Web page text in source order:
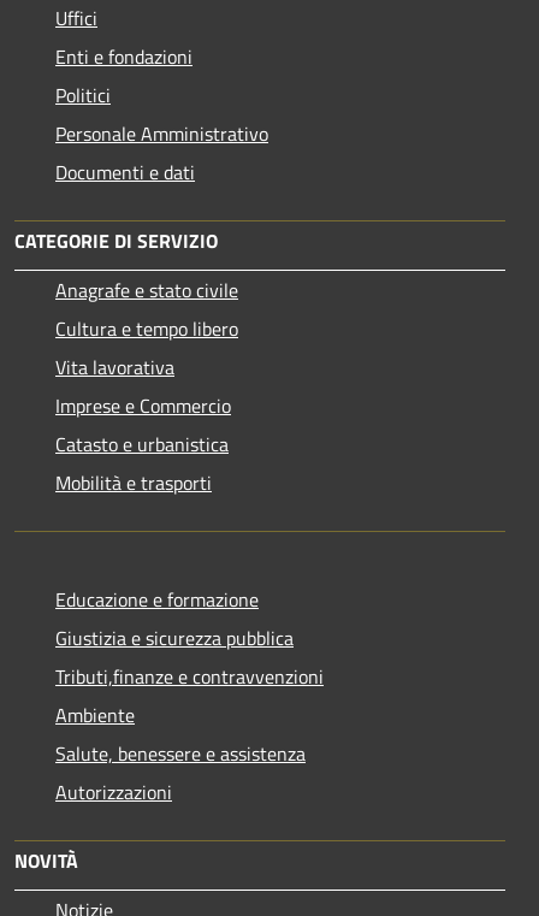
Uffici
Enti e fondazioni
Politici
Personale Amministrativo
Documenti e dati
CATEGORIE DI SERVIZIO
Anagrafe e stato civile
Cultura e tempo libero
Vita lavorativa
Imprese e Commercio
Catasto e urbanistica
Mobilità e trasporti
Educazione e formazione
Giustizia e sicurezza pubblica
Tributi,finanze e contravvenzioni
Ambiente
Salute, benessere e assistenza
Autorizzazioni
NOVITÀ
Notizie